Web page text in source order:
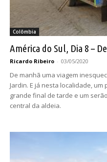
Colômbia
América do Sul, Dia 8 –
Ricardo Ribeiro - 03/05/2020
De manhã uma viagem
Jardin. E já nesta localidade,
grande final de tarde e um
central da aldeia.